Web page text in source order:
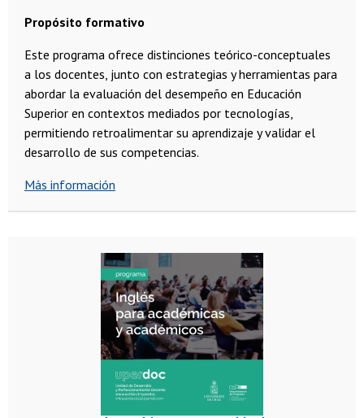
Propósito formativo
Este programa ofrece distinciones teórico-conceptuales
a los docentes, junto con estrategias y herramientas para
abordar la evaluación del desempeño en Educación
Superior en contextos mediados por tecnologías,
permitiendo retroalimentar su aprendizaje y validar el
desarrollo de sus competencias.
Más información